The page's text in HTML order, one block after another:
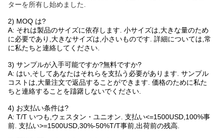
ターを所有し始めました.
2) MOQ は?
A: それは製品のサイズに依存します. 小サイズは,大きな量のため
に必要であり,大きなサイズは,小さいものです. 詳細については,常
に私たちと連絡してください.
3) サンプルが入手可能ですか?無料ですか?
A: はい,そしてあなたはそれらを支払う必要があります. サンプル
コストは,大量注文で返品することができます. 価格のために私た
ちと連絡することを躊躇しないでください.
4) お支払い条件は?
A: T/T いつも,ウェスタン・ユニオン. 支払い<=1500USD,100%事
前. 支払い>=1500USD,30%-50%T/T事前,出荷前の残高.